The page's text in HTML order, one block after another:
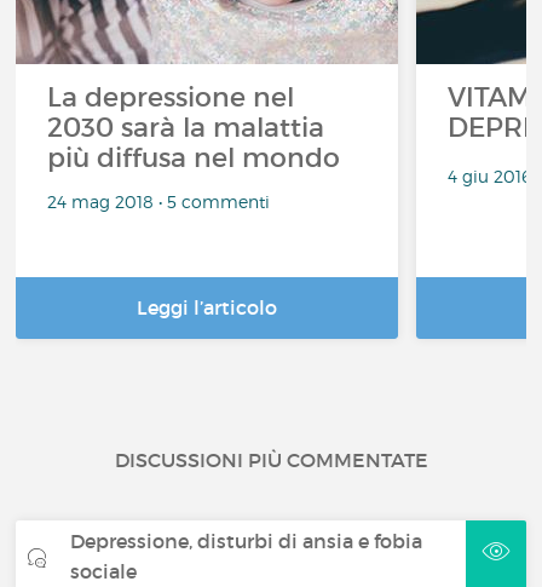
La depressione nel
2030 sarà la malattia
più diffusa nel mondo
24 mag 2018 • 5 commenti
Leggi l’articolo
4 giu 2016
DISCUSSIONI PIÙ COMMENTATE
Depressione, disturbi di ansia e fobia
sociale